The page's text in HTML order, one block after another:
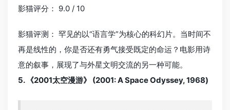
影猫评分： 9.0 / 10
影猫评测： 罕见的以“语言学”为核心的科幻片。当时间不
再是线性的，你是否还有勇气接受既定的命运？电影用诗
意的叙事，展现了与外星文明交流的另一种可能。
5. 《2001太空漫游》 (2001: A Space Odyssey, 1968)